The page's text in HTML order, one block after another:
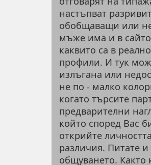
настъпват
обобщаващи или
мъже има и в
каквито са в
профили. И тук
излъгана или
не по - малко
когато търсите
предварителни
който според Вас
открийте
различия. Питате
общуването.